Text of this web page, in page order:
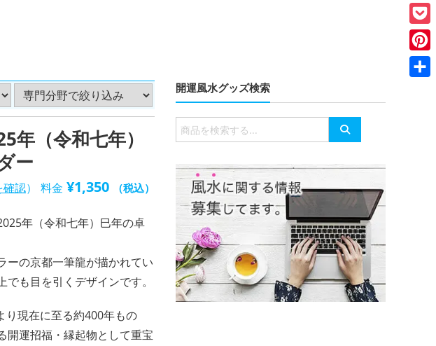
年（令和七年）
ー
確認） 料金 ¥1,350 （税込）
年（令和七年）巳年の卓
ーの京都一筆龍が描かれてい
も目を引くデザインです。
り現在に至る約400年もの
開運招福・縁起物として重宝
開運風水グッズ検索
検
索
象: